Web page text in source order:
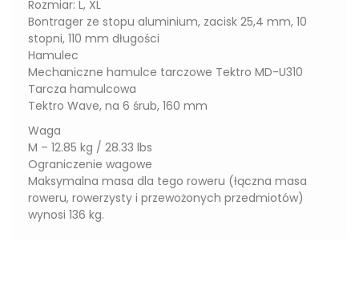
Rozmiar: L, XL
Bontrager ze stopu aluminium, zacisk 25,4 mm, 10
stopni, 110 mm długości
Hamulec
Mechaniczne hamulce tarczowe Tektro MD-U310
Tarcza hamulcowa
Tektro Wave, na 6 śrub, 160 mm
Waga
M – 12.85 kg / 28.33 lbs
Ograniczenie wagowe
Maksymalna masa dla tego roweru (łączna masa
roweru, rowerzysty i przewożonych przedmiotów)
wynosi 136 kg.